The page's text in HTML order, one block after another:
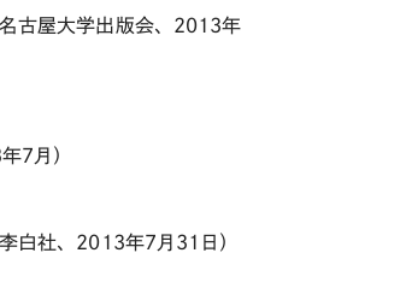
古屋大学出版会、2013年
7月）
白社、2013年7月31日）